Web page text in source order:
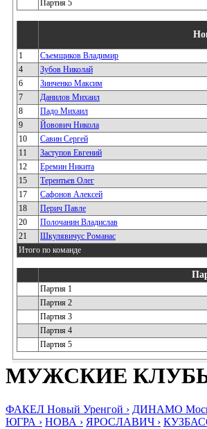
Партия 5
1
Съемщиков Владимир
4
Зубов Николай
6
Зинченко Максим
7
Данилов Михаил
8
Падо Михаил
9
Йовович Никола
10
Савин Сергей
11
Заступов Евгений
12
Еремин Никита
15
Терентьев Олег
17
Сафонов Алексей
18
Перич Павле
20
Полочанин Владислав
21
Шкулявичус Романас
Итого по команде
Партия 1
Партия 2
Партия 3
Партия 4
Партия 5
МУЖСКИЕ
ФАКЕЛ Новый Уренгой › ДИНАМО
ЮГРА › НОВА › ЯРОСЛАВИЧ ›